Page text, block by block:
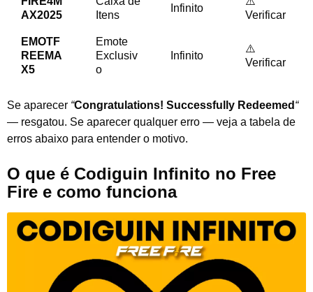
AX2025
Itens
Infinito
Verificar
EMOTF
REEMA
X5
Emote
Exclusiv
o
Infinito
⚠️
Verificar
Se aparecer “Congratulations! Successfully Redeemed “
— resgatou. Se aparecer qualquer erro — veja a tabela de
erros abaixo para entender o motivo.
O que é Codiguin Infinito no Free
Fire e como funciona